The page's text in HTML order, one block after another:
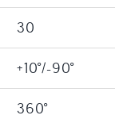
30
+10°/-90°
360°